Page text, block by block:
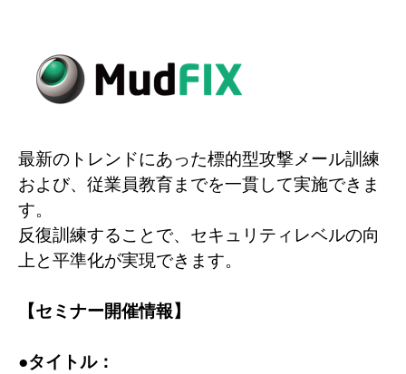
最新のトレンドにあった標的型攻撃メール訓練
および、従業員教育までを一貫して実施できま
す。
反復訓練することで、セキュリティレベルの向
上と平準化が実現できます。
【セミナー開催情報】
●タイトル：